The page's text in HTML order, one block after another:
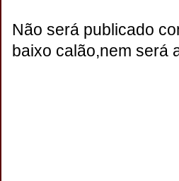
Não será publicado
baixo calão,nem será